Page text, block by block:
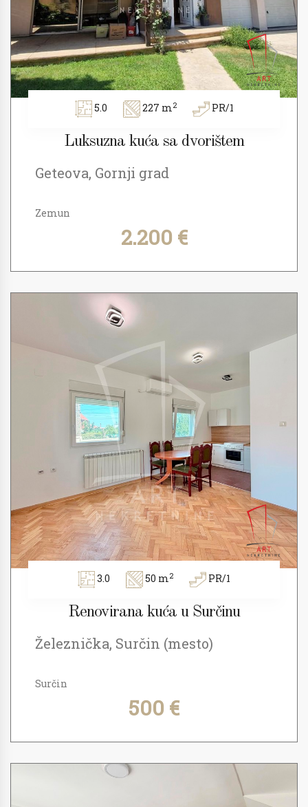
5.0 227 m2 PR/1
Luksuzna kuća sa dvorištem
Geteova, Gornji grad
Zemun
2.200 €
3.0 50 m2 PR/1
Renovirana kuća u Surčinu
Železnička, Surčin (mesto)
Surčin
500 €